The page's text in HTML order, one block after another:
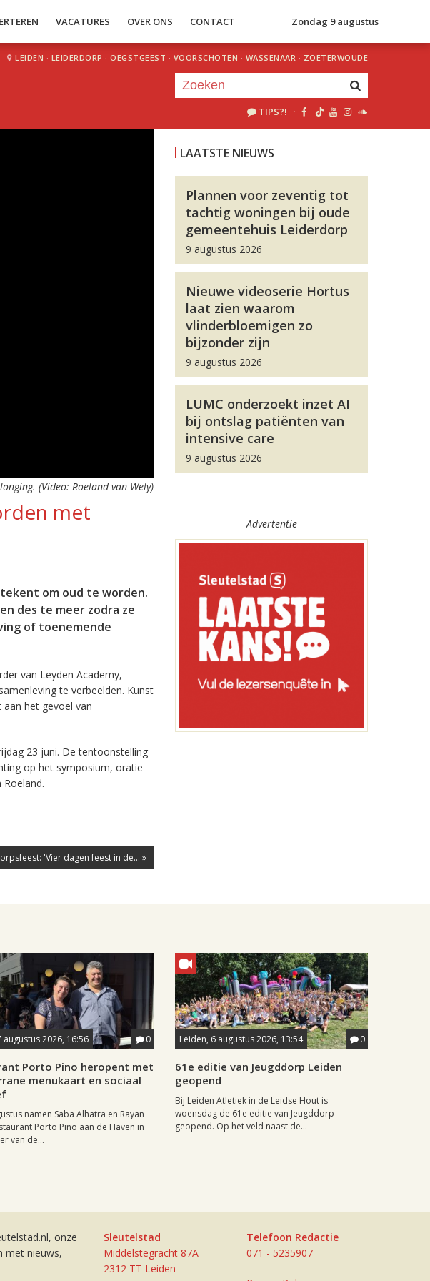
VACATURES OVER ONS CONTACT Zondag 9 augustus
LEIDEN · LEIDERDORP · OEGSTGEEST · VOORSCHOTEN · WASSENAAR · ZOETERWOUDE
TIPS?! ·
(Video: Roeland van Wely)
met
om oud te worden.
des te meer zodra ze
of toenemende
van Leyden Academy,
te verbeelden. Kunst
het gevoel van
23 juni. De tentoonstelling
op het symposium, oratie
'Vier dagen feest in de... »
LAATSTE NIEUWS
Plannen voor zeventig tot
tachtig woningen bij oude
gemeentehuis Leiderdorp
9 augustus 2026
Nieuwe videoserie Hortus
laat zien waarom
vlinderbloemigen zo
bijzonder zijn
9 augustus 2026
LUMC onderzoekt inzet AI
bij ontslag patiënten van
intensive care
9 augustus 2026
Advertentie
augustus 2026, 16:56 0
Porto Pino heropent met
menukaart en sociaal
namen Saba Alhatra en Rayan
Porto Pino aan de Haven in
van de...
Leiden, 6 augustus 2026, 13:54 0
61e editie van Jeugddorp Leiden
geopend
Bij Leiden Atletiek in de Leidse Hout is
woensdag de 61e editie van Jeugddorp
geopend. Op het veld naast de...
onze
met nieuws,
Sleutelstad
Middelstegracht 87A
2312 TT Leiden
Telefoon Redactie
071 - 5235907